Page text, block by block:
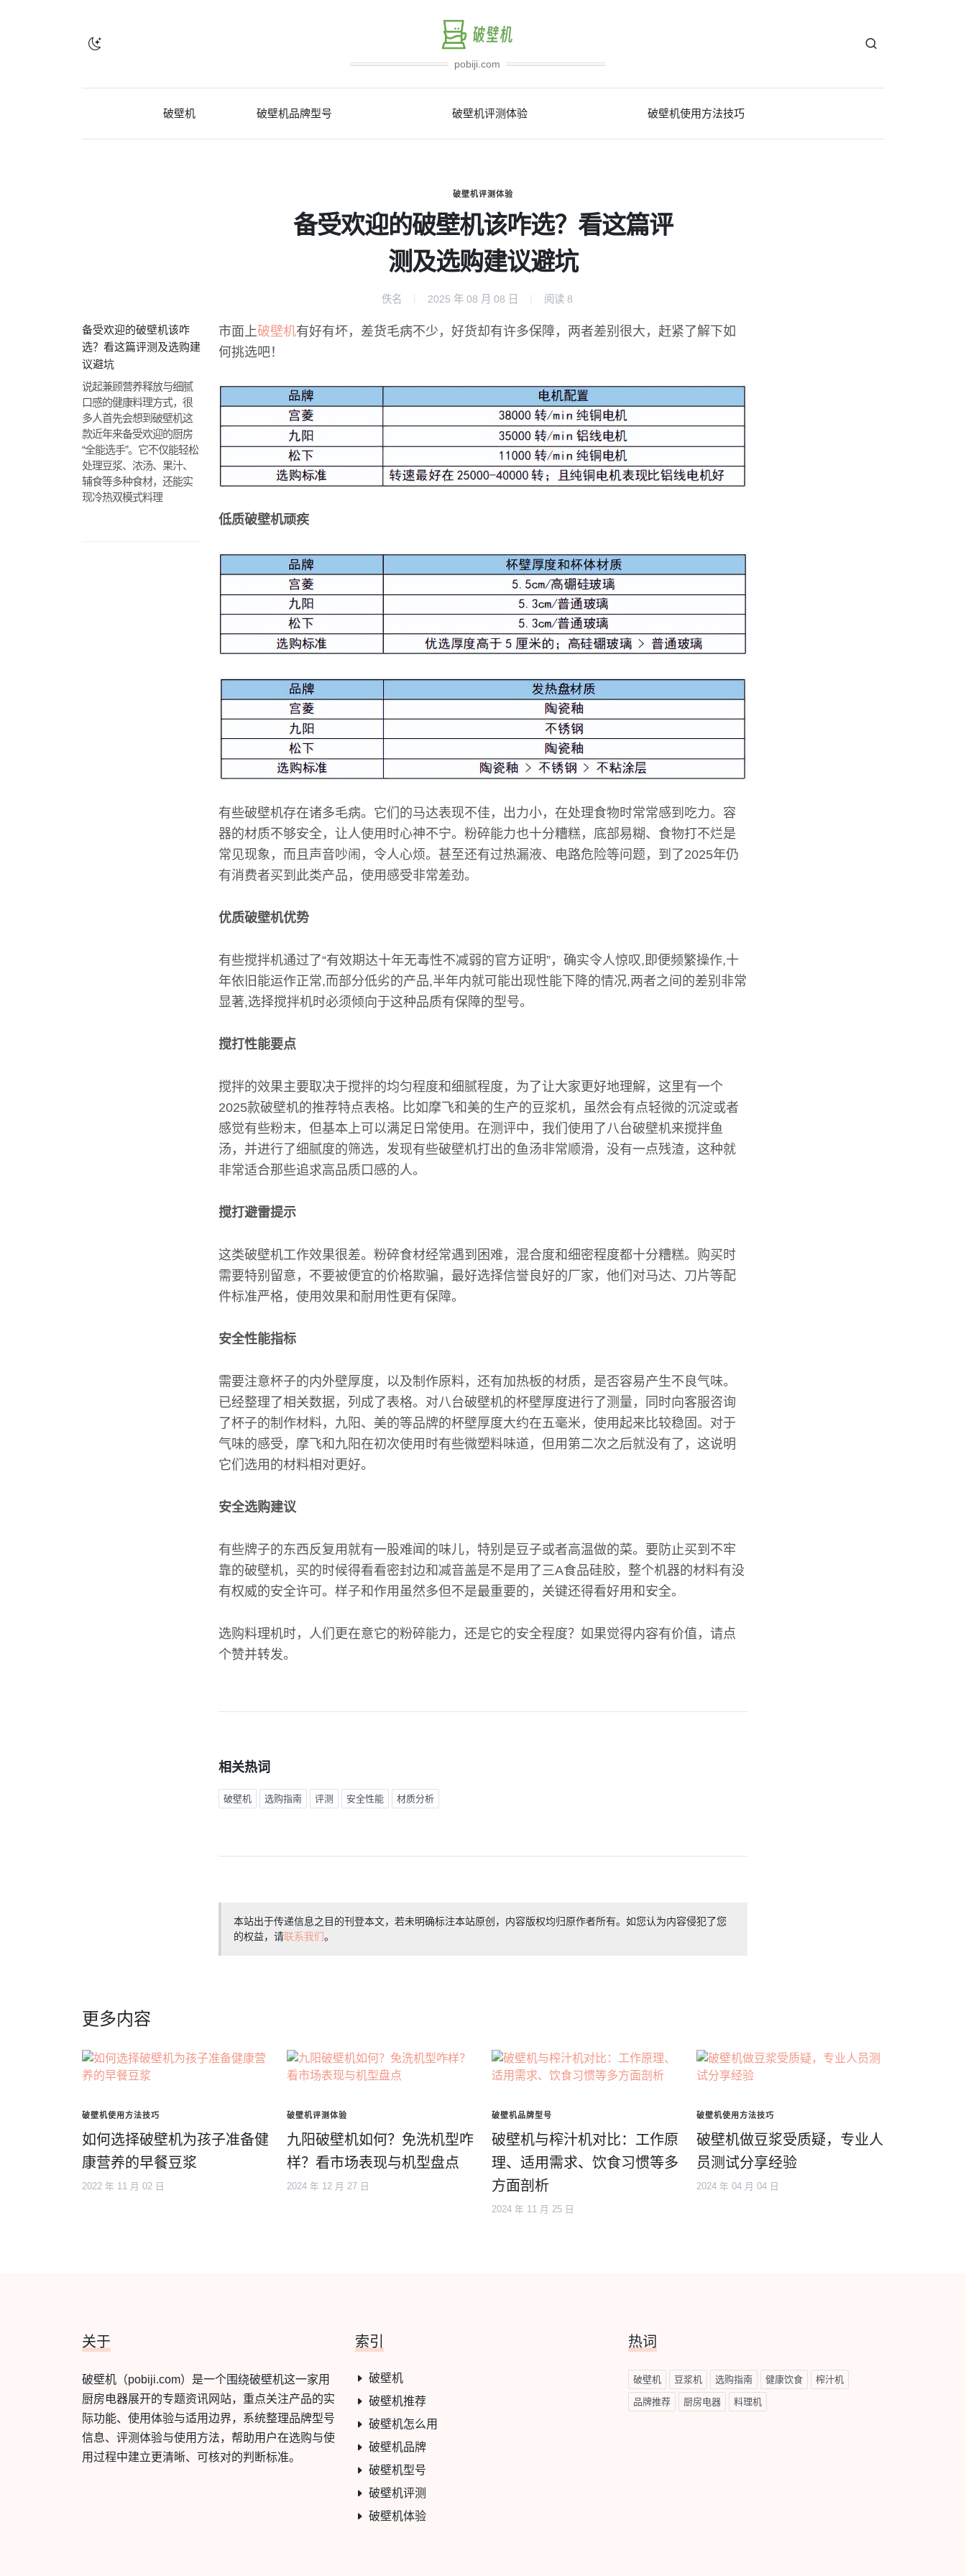
pobiji.com
破壁机 破壁机品牌型号 破壁机评测体验 破壁机使用方法技巧
破壁机评测体验
备受欢迎的破壁机该咋选？看这篇评
测及选购建议避坑
佚名 2025 年 08 月 08 日 阅读 8
备受欢迎的破壁机该咋
选？看这篇评测及选购建
议避坑
说起兼顾营养释放与细腻
口感的健康料理方式，很
多人首先会想到破壁机这
款近年来备受欢迎的厨房
“全能选手”。它不仅能轻松
处理豆浆、浓汤、果汁、
辅食等多种食材，还能实
现冷热双模式料理
市面上破壁机有好有坏，差货毛病不少，好货却有许多保障，两者差别很大，赶紧了解下如
何挑选吧！
低质破壁机顽疾
有些破壁机存在诸多毛病。它们的马达表现不佳，出力小，在处理食物时常常感到吃力。容
器的材质不够安全，让人使用时心神不宁。粉碎能力也十分糟糕，底部易糊、食物打不烂是
常见现象，而且声音吵闹，令人心烦。甚至还有过热漏液、电路危险等问题，到了2025年仍
有消费者买到此类产品，使用感受非常差劲。
优质破壁机优势
有些搅拌机通过了“有效期达十年无毒性不减弱的官方证明”，确实令人惊叹,即便频繁操作,十
年依旧能运作正常,而部分低劣的产品,半年内就可能出现性能下降的情况,两者之间的差别非常
显著,选择搅拌机时必须倾向于这种品质有保障的型号。
搅打性能要点
搅拌的效果主要取决于搅拌的均匀程度和细腻程度，为了让大家更好地理解，这里有一个
2025款破壁机的推荐特点表格。比如摩飞和美的生产的豆浆机，虽然会有点轻微的沉淀或者
感觉有些粉末，但基本上可以满足日常使用。在测评中，我们使用了八台破壁机来搅拌鱼
汤，并进行了细腻度的筛选，发现有些破壁机打出的鱼汤非常顺滑，没有一点残渣，这种就
非常适合那些追求高品质口感的人。
搅打避雷提示
这类破壁机工作效果很差。粉碎食材经常遇到困难，混合度和细密程度都十分糟糕。购买时
需要特别留意，不要被便宜的价格欺骗，最好选择信誉良好的厂家，他们对马达、刀片等配
件标准严格，使用效果和耐用性更有保障。
安全性能指标
需要注意杯子的内外壁厚度，以及制作原料，还有加热板的材质，是否容易产生不良气味。
已经整理了相关数据，列成了表格。对八台破壁机的杯壁厚度进行了测量，同时向客服咨询
了杯子的制作材料，九阳、美的等品牌的杯壁厚度大约在五毫米，使用起来比较稳固。对于
气味的感受，摩飞和九阳在初次使用时有些微塑料味道，但用第二次之后就没有了，这说明
它们选用的材料相对更好。
安全选购建议
有些牌子的东西反复用就有一股难闻的味儿，特别是豆子或者高温做的菜。要防止买到不牢
靠的破壁机，买的时候得看看密封边和减音盖是不是用了三A食品硅胶，整个机器的材料有没
有权威的安全许可。样子和作用虽然多但不是最重要的，关键还得看好用和安全。
选购料理机时，人们更在意它的粉碎能力，还是它的安全程度？如果觉得内容有价值，请点
个赞并转发。
相关热词
破壁机 选购指南 评测 安全性能 材质分析
本站出于传递信息之目的刊登本文，若未明确标注本站原创，内容版权均归原作者所有。如您认为内容侵犯了您
的权益，请联系我们。
更多内容
破壁机使用方法技巧
如何选择破壁机为孩子准备健
康营养的早餐豆浆
2022 年 11 月 02 日
破壁机评测体验
九阳破壁机如何？免洗机型咋
样？看市场表现与机型盘点
2024 年 12 月 27 日
破壁机品牌型号
破壁机与榨汁机对比：工作原
理、适用需求、饮食习惯等多
方面剖析
2024 年 11 月 25 日
破壁机使用方法技巧
破壁机做豆浆受质疑，专业人
员测试分享经验
2024 年 04 月 04 日
关于
破壁机（pobiji.com）是一个围绕破壁机这一家用
厨房电器展开的专题资讯网站，重点关注产品的实
际功能、使用体验与适用边界，系统整理品牌型号
信息、评测体验与使用方法，帮助用户在选购与使
用过程中建立更清晰、可核对的判断标准。
索引
破壁机
破壁机推荐
破壁机怎么用
破壁机品牌
破壁机型号
破壁机评测
破壁机体验
热词
破壁机 豆浆机 选购指南 健康饮食 榨汁机
品牌推荐 厨房电器 料理机